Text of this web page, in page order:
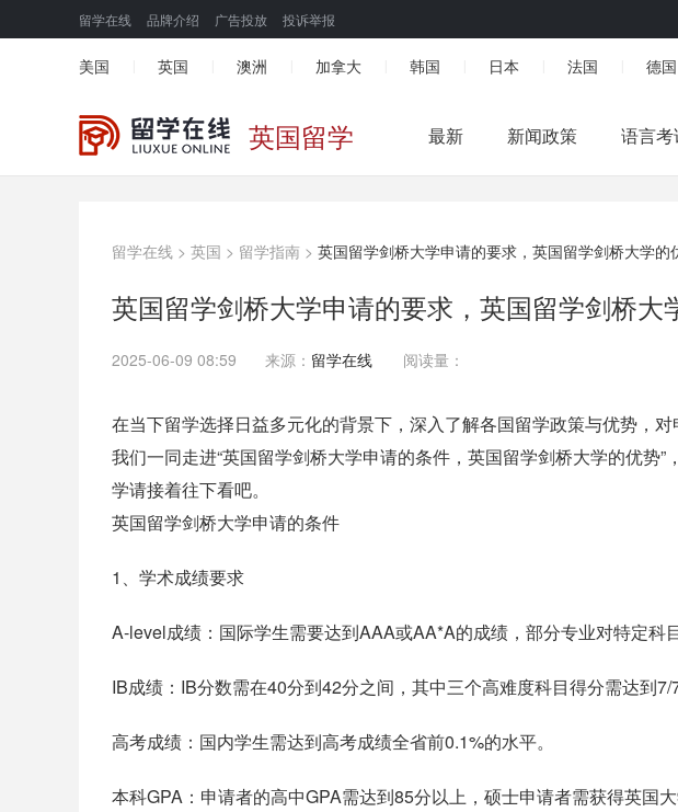
留学在线 品牌介绍 广告投放 投诉举报
美国 英国 澳洲 加拿大 韩国 日本 法国 德国
英国留学 最新 新闻政策 语言考
留学在线 > 英国 > 留学指南 > 英国留学剑桥大学申请的要求，英国留学剑桥大学的
英国留学剑桥大学申请的要求，英国留学剑桥大
2025-06-09 08:59 来源： 留学在线 阅读量：
在当下留学选择日益多元化的背景下，深入了解各国留学政策与优势，
我们一同走进“英国留学剑桥大学申请的条件，英国留学剑桥大学的优势
学请接着往下看吧。
英国留学剑桥大学申请的条件
1、学术成绩要求
‌A-level成绩‌：国际学生需要达到AAA或AA*A的成绩，部分专业对特定科
‌IB成绩‌：IB分数需在40分到42分之间，其中三个高难度科目得分需达到7/
‌高考成绩‌：国内学生需达到高考成绩全省前0.1%的水平。
本科GPA‌：申请者的高中GPA需达到85分以上，硕士申请者需获得英国